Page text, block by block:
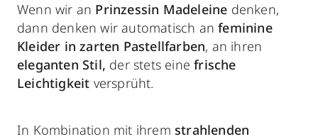
Wenn wir an Prinzessin Madeleine denken,
dann denken wir automatisch anfeminine
Kleider in zarten Pastellfarben, an ihren
eleganten Stil, der stets einefrische
Leichtigkeit versprüht.
In Kombination mit ihrem strahlenden